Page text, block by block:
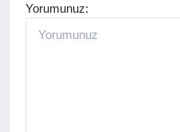
Yorumunuz: